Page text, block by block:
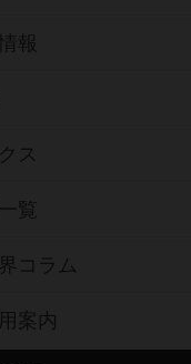
報
ス
覧
コラム
案内